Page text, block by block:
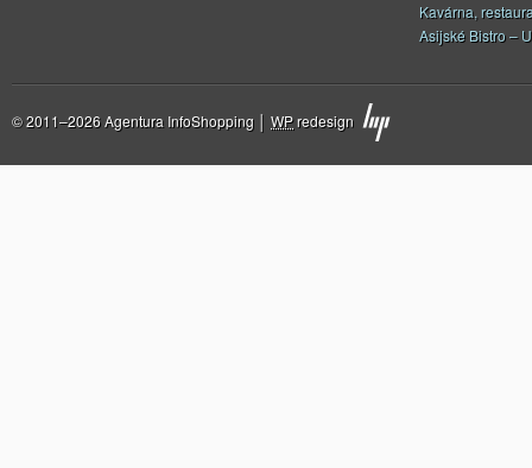
Kavárna,
Asijské Bistro –
© 2011–2026 Agentura InfoShopping │ WPredesign